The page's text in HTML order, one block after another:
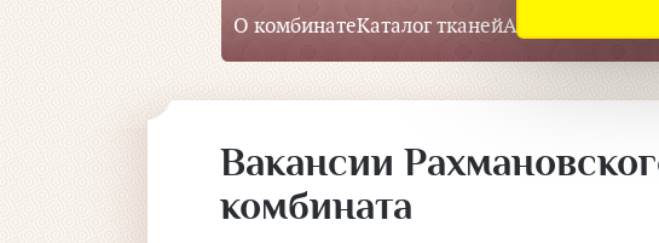
О комбинатеКаталог тканейАкции
Вакансии
комбината